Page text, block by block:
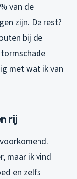
van de
zijn. De rest?
bij de
met wat ik van
rij
maar ik vind
en zelfs